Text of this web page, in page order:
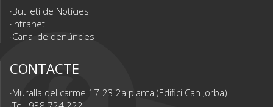
Butlletí de Notícies
Intranet
Canal de denúncies
CONTACTE
Muralla del carme 17-23 2a planta (Edifici Can Jorba)